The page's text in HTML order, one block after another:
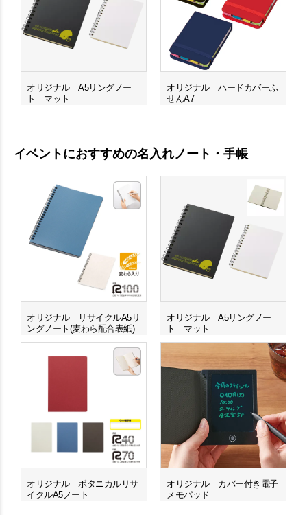
オリジナル A5リングノー
ト マット
オリジナル ハードカバーふ
せんA7
イベントにおすすめの名入れノート・手帳
オリジナル リサイクルA5リ
ングノート(麦わら配合表紙)
オリジナル A5リングノー
ト マット
オリジナル ボタニカルリサ
イクルA5ノート
オリジナル カバー付き電子
メモパッド